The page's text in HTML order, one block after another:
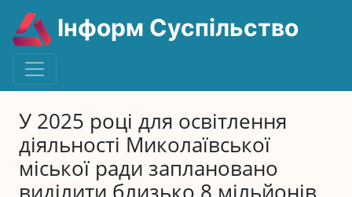
Інформ Суспільство
У 2025 році для освітлення
діяльності Миколаївської
міської ради заплановано